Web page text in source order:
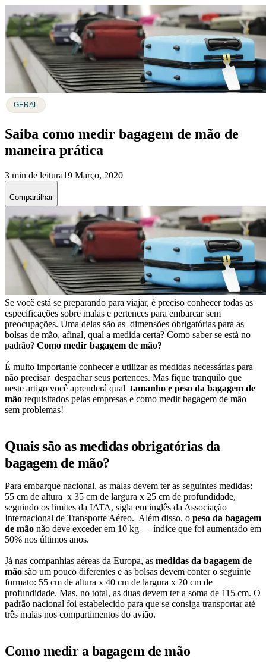
GERAL
Saiba como medir bagagem de mão de
maneira prática
3 min de leitura19 Março, 2020
Compartilhar
Se você está se preparando para viajar, é preciso conhecer todas as
especificações sobre malas e pertences para embarcar sem
preocupações. Uma delas são as dimensões obrigatórias para as
bolsas de mão, afinal, qual a medida certa? Como saber se está no
padrão? Como medir bagagem de mão?
É muito importante conhecer e utilizar as medidas necessárias para
não precisar despachar seus pertences. Mas fique tranquilo que
neste artigo você aprenderá qual tamanho e peso da bagagem de
mão requisitados pelas empresas e como medir bagagem de mão
sem problemas!
Quais são as medidas obrigatórias da
bagagem de mão?
Para embarque nacional, as malas devem ter as seguintes medidas:
55 cm de altura x 35 cm de largura x 25 cm de profundidade,
seguindo os limites da IATA, sigla em inglês da Associação
Internacional de Transporte Aéreo. Além disso, o peso da bagagem
de mão não deve exceder em 10 kg — índice que foi aumentado em
50% nos últimos anos.
Já nas companhias aéreas da Europa, as medidas da bagagem de
mão são um pouco diferentes e as bolsas devem conter o seguinte
formato: 55 cm de altura x 40 cm de largura x 20 cm de
profundidade. Mas, no total, as duas devem ter a soma de 115 cm. O
padrão nacional foi estabelecido para que se consiga transportar até
três malas nos compartimentos do avião.
Como medir a bagagem de mão